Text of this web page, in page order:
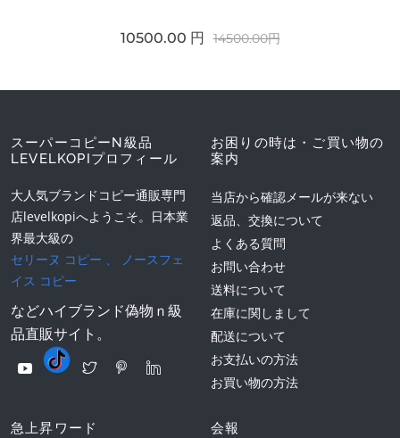
10500.00 円 14500.00円
スーパーコピーN級品
LEVELKOPIプロフィール
大人気ブランドコピー通販専門
店levelkopiへようこそ。日本業
界最大級の
セリーヌ コピー 、
ノースフェ
イス コピー
などハイブランド偽物ｎ級
品直販サイト。
お困りの時は・ご買い物の
案内
当店から確認メールが来ない
返品、交換について
よくある質問
お問い合わせ
送料について
在庫に関しまして
配送について
お支払いの方法
お買い物の方法
急上昇ワード 会報